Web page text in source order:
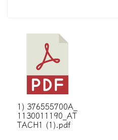
1) 376555700A_
1130011190_AT
TACH1 (1).pdf